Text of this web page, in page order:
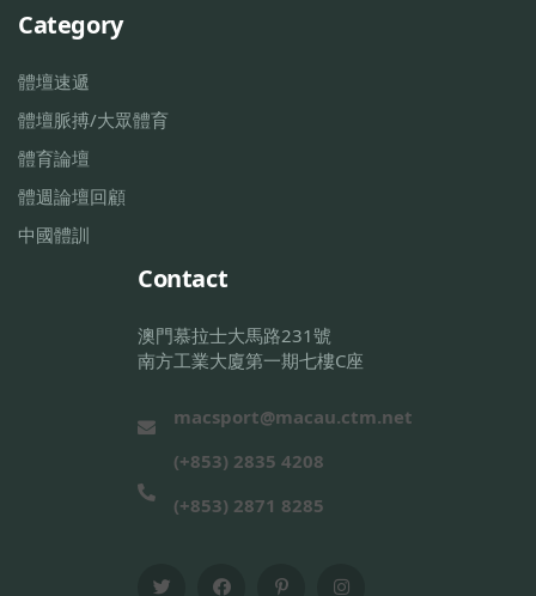
Category
體壇速遞
體壇脈搏/大眾體育
體育論壇
體週論壇回顧
中國體訓
Contact
澳門慕拉士大馬路231號
南方工業大廈第一期七樓C座
macsport@macau.ctm.net
(+853) 2835 4208
(+853) 2871 8285